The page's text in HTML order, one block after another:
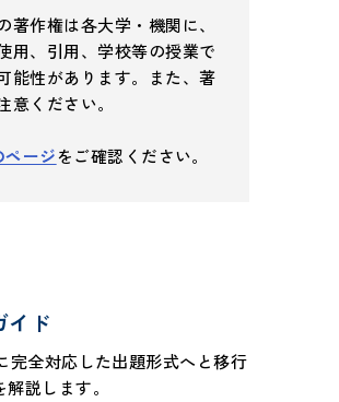
著作権は各大学・機関に、
用、引用、学校等の授業で
能性があります。また、著
ください。
ージをご確認ください。
イド
完全対応した出題形式へと移行
解説します。